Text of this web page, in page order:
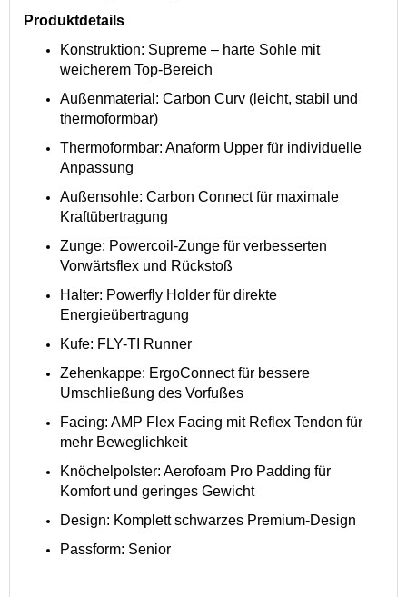
Produktdetails
Konstruktion: Supreme – harte Sohle mit
weicherem Top-Bereich
Außenmaterial: Carbon Curv (leicht, stabil und
thermoformbar)
Thermoformbar: Anaform Upper für individuelle
Anpassung
Außensohle: Carbon Connect für maximale
Kraftübertragung
Zunge: Powercoil-Zunge für verbesserten
Vorwärtsflex und Rückstoß
Halter: Powerfly Holder für direkte
Energieübertragung
Kufe: FLY-TI Runner
Zehenkappe: ErgoConnect für bessere
Umschließung des Vorfußes
Facing: AMP Flex Facing mit Reflex Tendon für
mehr Beweglichkeit
Knöchelpolster: Aerofoam Pro Padding für
Komfort und geringes Gewicht
Design: Komplett schwarzes Premium-Design
Passform: Senior